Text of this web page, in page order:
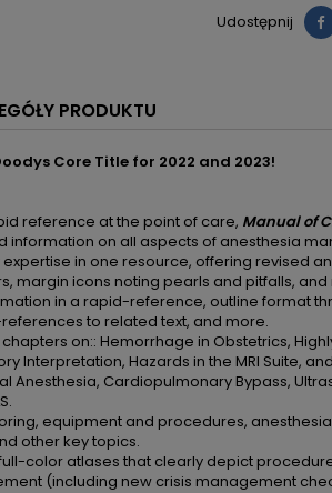
Udostępnij
PRODUKTU
Core Title for 2022 and 2023!
reference at the point of care, Manual of
information on all aspects of anesthesia
in one resource, offering revised
margin icons noting pearls and pitfalls, and
in a rapid-reference, outline format
to related text, and more.
on:: Hemorrhage in Obstetrics,
Interpretation, Hazards in the MRI Suite,
Anesthesia, Cardiopulmonary Bypass,
equipment and procedures,
other key topics.
color atlases that clearly depict
(including new crisis management